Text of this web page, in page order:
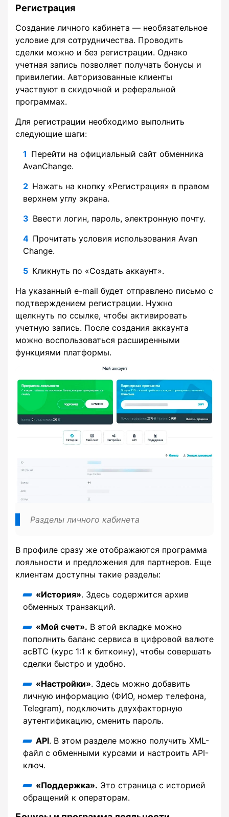
Регистрация
Создание личного кабинета — необязательное
условие для сотрудничества. Проводить
сделки можно и без регистрации. Однако
учетная запись позволяет получать бонусы и
привилегии. Авторизованные клиенты
участвуют в скидочной и реферальной
программах.
Для регистрации необходимо выполнить
следующие шаги:
Перейти на официальный сайт обменника
AvanChange.
Нажать на кнопку «Регистрация» в правом
верхнем углу экрана.
Ввести логин, пароль, электронную почту.
Прочитать условия использования Avan
Change.
Кликнуть по «Создать аккаунт».
На указанный e-mail будет отправлено письмо с
подтверждением регистрации. Нужно
щелкнуть по ссылке, чтобы активировать
учетную запись. После создания аккаунта
можно воспользоваться расширенными
функциями платформы.
Разделы личного кабинета
В профиле сразу же отображаются программа
лояльности и предложения для партнеров. Еще
клиентам доступны такие разделы:
«История». Здесь содержится архив
обменных транзакций.
«Мой счет». В этой вкладке можно
пополнить баланс сервиса в цифровой валюте
acBTC (курс 1:1 к биткоину), чтобы совершать
сделки быстро и удобно.
«Настройки». Здесь можно добавить
личную информацию (ФИО, номер телефона,
Telegram), подключить двухфакторную
аутентификацию, сменить пароль.
API. В этом разделе можно получить XML-
файл с обменными курсами и настроить API-
ключ.
«Поддержка». Это страница с историей
обращений к операторам.